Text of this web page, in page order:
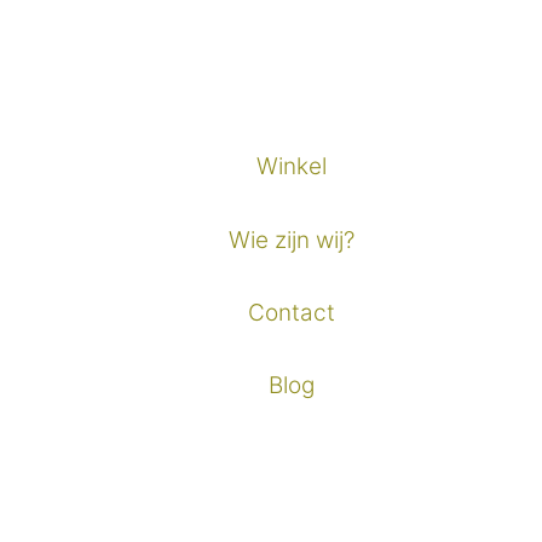
Winkel
Wie zijn wij?
Contact
Blog